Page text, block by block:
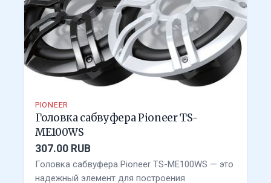
PIONEER
Головка сабвуфера Pioneer TS-
ME100WS
307.00 RUB
Головка сабвуфера Pioneer TS-ME100WS — это
надежный элемент для построения